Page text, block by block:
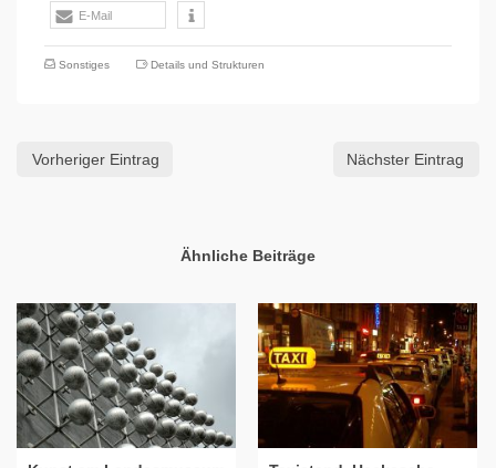
E-Mail
Sonstiges Details und Strukturen
Vorheriger Eintrag Nächster Eintrag
Ähnliche Beiträge